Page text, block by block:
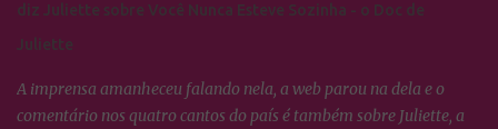
diz Juliette sobre Você Nunca Esteve Sozinha - o Doc de
Juliette
A imprensa amanheceu falando nela, a web parou na dela e o
comentário nos quatro cantos do país é também sobre Juliette, a